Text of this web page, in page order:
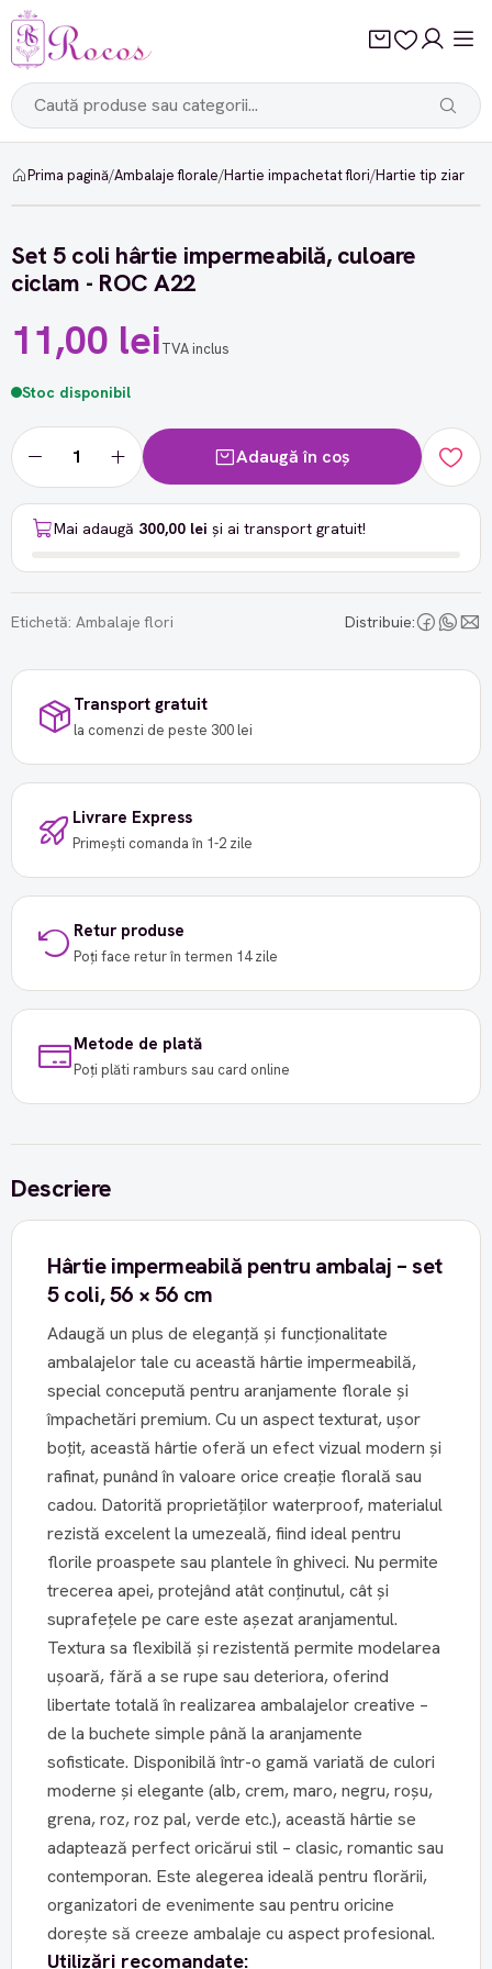
Prima pagină/Ambalaje florale/Hartie impachetat flori/Hartie tip ziar
Set 5 coli hârtie impermeabilă, culoare
ciclam - ROC A22
11,00 leiTVA inclus
Stoc disponibil
Adaugă în coș
Mai adaugă 300,00 lei și ai transport gratuit!
Etichetă: Ambalaje flori Distribuie:
Transport gratuit
la comenzi de peste 300 lei
Livrare Express
Primești comanda în 1-2 zile
Retur produse
Poți face retur în termen 14 zile
Metode de plată
Poți plăti ramburs sau card online
Descriere
Hârtie impermeabilă pentru ambalaj – set
5 coli, 56 × 56 cm
Adaugă un plus de eleganță și funcționalitate
ambalajelor tale cu această hârtie impermeabilă,
special concepută pentru aranjamente florale și
împachetări premium. Cu un aspect texturat, ușor
boțit, această hârtie oferă un efect vizual modern și
rafinat, punând în valoare orice creație florală sau
cadou. Datorită proprietăților waterproof, materialul
rezistă excelent la umezeală, fiind ideal pentru
florile proaspete sau plantele în ghiveci. Nu permite
trecerea apei, protejând atât conținutul, cât și
suprafețele pe care este așezat aranjamentul.
Textura sa flexibilă și rezistentă permite modelarea
ușoară, fără a se rupe sau deteriora, oferind
libertate totală în realizarea ambalajelor creative –
de la buchete simple până la aranjamente
sofisticate. Disponibilă într-o gamă variată de culori
moderne și elegante (alb, crem, maro, negru, roșu,
grena, roz, roz pal, verde etc.), această hârtie se
adaptează perfect oricărui stil – clasic, romantic sau
contemporan. Este alegerea ideală pentru florării,
organizatori de evenimente sau pentru oricine
dorește să creeze ambalaje cu aspect profesional.
Utilizări recomandate: